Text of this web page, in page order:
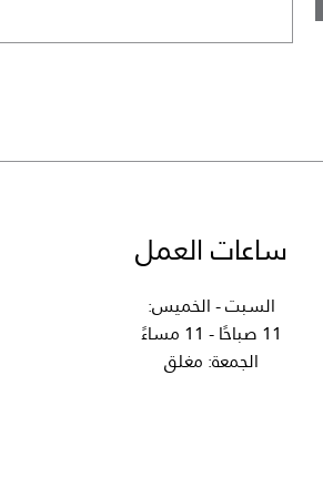
ساعات العمل
السبت - الخميس:
11 صباحًا - 11 مساءً
الجمعة: مغلق